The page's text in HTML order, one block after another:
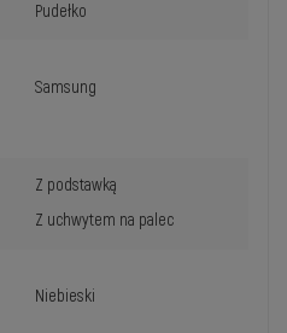
Pudełko
Samsung
Z podstawką
Z uchwytem na palec
Niebieski